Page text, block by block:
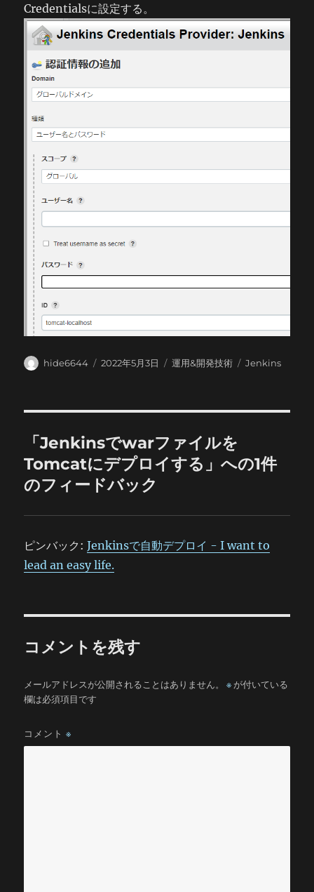
Credentialsに設定する。
投
hide6644
投
2022年5月3日
カ
運用&開発技術
タ
Jenkins
「Jenkinsでwarファイルを
Tomcatにデプロイする」への1件
のフィードバック
ピンバック:Jenkinsで自動デプロイ - I want to
lead an easy life.
コメントを残す
メールアドレスが公開されることはありません。 ※ が付いている
欄は必須項目です
コメント※